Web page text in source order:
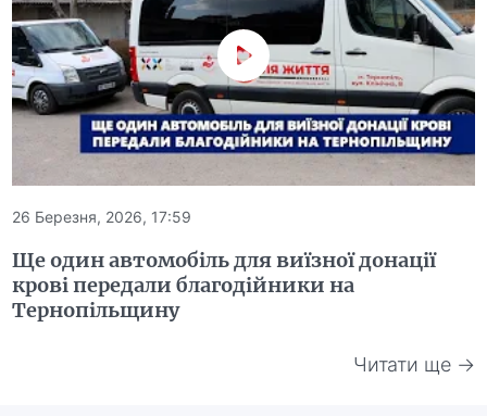
26 Березня, 2026, 17:59
Ще один автомобіль для виїзної донації
крові передали благодійники на
Тернопільщину
Читати ще →